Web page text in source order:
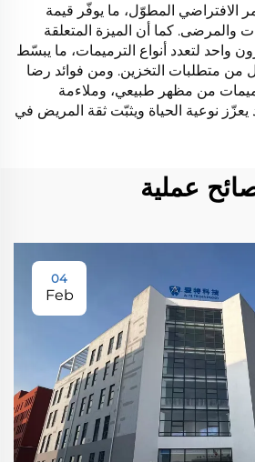
الافتراضي المطوّل، ما يوفّر قيمة
والمرضى. كما أن الميزة المتعلقة
واحد لتعدد أنواع الترميمات، ما يبسّط
من متطلبات التخزين. ومن فوائد رضا
من مظهر طبيعي، وملاءمة
يعزّز نوعية الحياة ويثبّت ثقة المريض في
عملية
04
Feb